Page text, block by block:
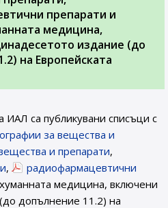
препарати и
медицина,
издание (до
на Европейската
ИАЛ са публикувани списъци с
за вещества и
и препарати,
,
радиофармацевтични
медицина, включени
допълнение 11.2) на